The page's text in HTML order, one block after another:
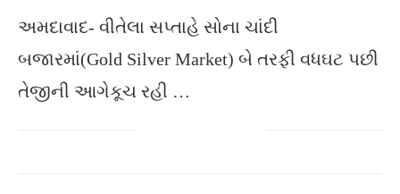
અમદાવાદ- વીતેલા સપ્તાહે સોના ચાંદી
બજારમાં(Gold Silver Market) બે તરફી વધઘટ પછી
તેજીની આગેકૂચ રહી …